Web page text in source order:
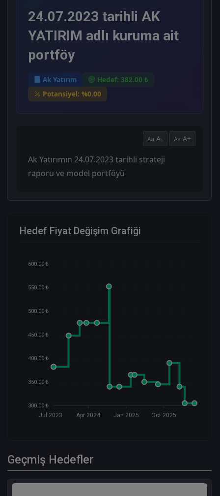
24.07.2023 tarihli AK
YATIRIM adlı kuruma ait
portföy
Ak Yatırım
Hedef: 382.00 ₺
Potansiyel: %0.00
A- A+
Ak Yatırımın 24.07.2023 tarihli strateji
raporu ve model portföyü
Hedef Fiyat Değişim Grafiği
600.00 ₺
550.00 ₺
500.00 ₺
450.00 ₺
400.00 ₺
350.00 ₺
300.00 ₺
Jul 2023 Apr 2024 Jan 2025 Oct 2025
Geçmiş Hedefler